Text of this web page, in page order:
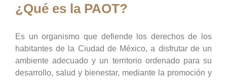
¿Qué es la PAOT?
Es un organismo que defiende los derechos de los
habitantes de la Ciudad de México, a disfrutar de un
ambiente adecuado y un territorio ordenado para su
desarrollo, salud y bienestar, mediante la promoción y